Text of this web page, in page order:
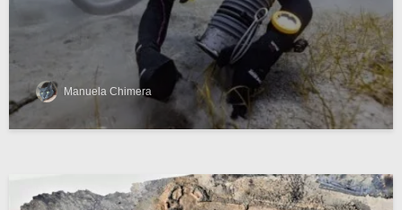
Manuela Chimera